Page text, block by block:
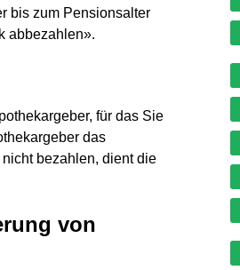
bis zum Pensionsalter
abbezahlen».
für das Sie
das
bezahlen, dient die
von